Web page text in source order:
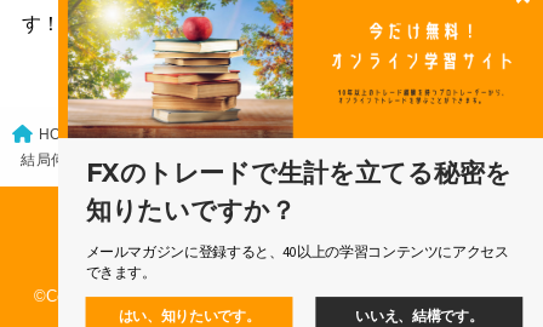
す！
HOME
FXトレードの基礎
結局何をやればいいの？手っ取り早く稼ぐ方法を教えてくれ。
運営会社 利用規約
特定商取引法に基づく表記
個人情報保護方針
問い合わせ
©Copyright 2026Dealing FX プロトレーダーのブログ.All Rights
FXのトレードで生計を立てる秘密を
知りたいですか？
メールマガジンに登録すると、40以上の学習コンテンツにアクセス
できます。
はい、知りたいです。 いいえ、結構です。